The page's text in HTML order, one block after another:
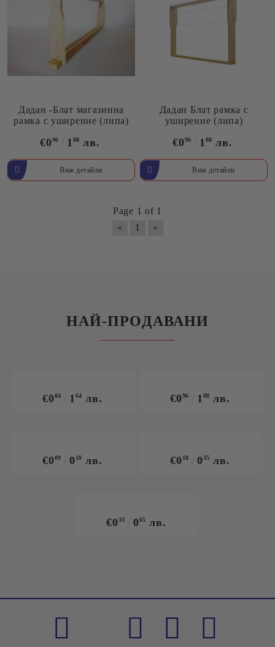
Дадан -Блат магазинна
рамка с уширение (липа)
€096 1 88 лв.
Виж детайли
Дадан Блат рамка с
уширение (липа)
€096 1 88 лв.
Виж детайли
Page 1 of 1
«
1 »
НАЙ-ПРОДАВАНИ
€084 1 64 лв. €096 1 88 лв.
€009 018 лв. €018 035 лв.
€033 065 лв.